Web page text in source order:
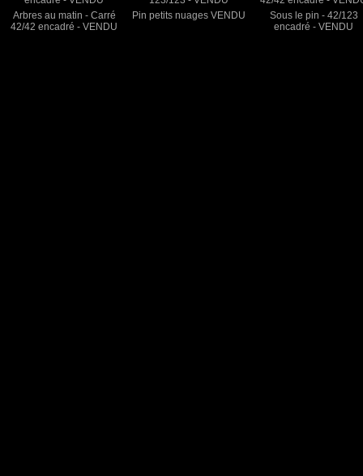
Arbres au matin - Carré
42/42 encadré - VENDU
Pin petits nuages VENDU
Sous le pin - 42/123
encadré - VENDU